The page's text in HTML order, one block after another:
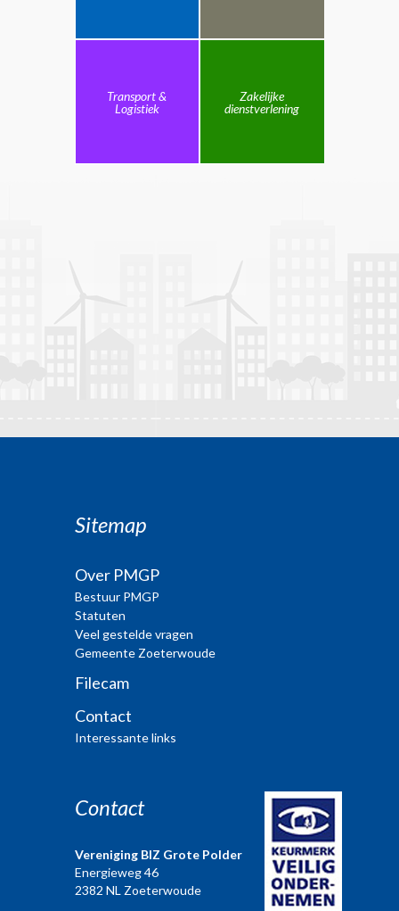
Transport &
Logistiek
Zakelijke
dienstverlening
Sitemap
Over PMGP
Bestuur PMGP
Statuten
Veel gestelde vragen
Gemeente Zoeterwoude
Filecam
Contact
Interessante links
Contact
Vereniging BIZ Grote Polder
Energieweg 46
2382 NL Zoeterwoude